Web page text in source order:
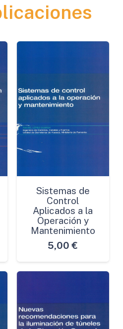
Sistemas de
Control
Aplicados a la
Operación y
Mantenimiento
5,00 €